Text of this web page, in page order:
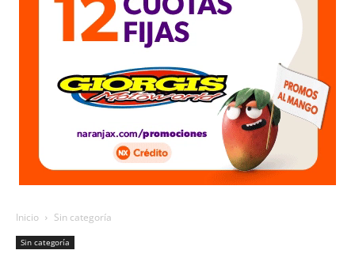
Inicio Sin categoría
Sin categoría